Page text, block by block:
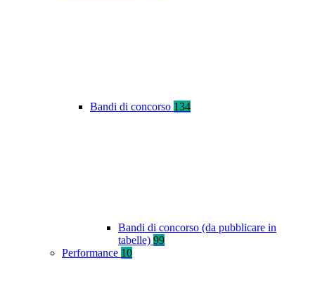
Bandi di concorso 134
Bandi di concorso (da pubblicare in
tabelle) 99
Performance 10